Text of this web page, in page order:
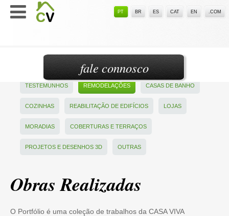
PT BR ES CAT EN .COM
TESTEMUNHOS REMODELAÇÕES CASAS DE BANHO
COZINHAS REABILITAÇÃO DE EDIFÍCIOS LOJAS
MORADIAS COBERTURAS E TERRAÇOS
PROJETOS E DESENHOS 3D OUTRAS
Obras Realizadas
O Portfólio é uma coleção de trabalhos da CASA VIVA
fale connosco